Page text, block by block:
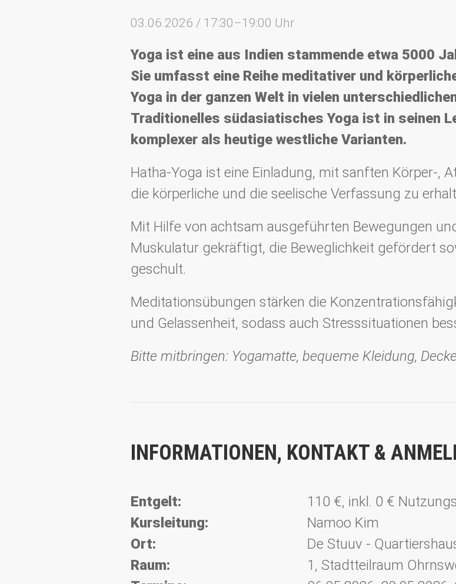
03.06.2026 / 17:30–19:00 Uhr
Yoga ist eine aus Indien stammende etwa 5000
Sie umfasst eine Reihe meditativer und
Yoga in der ganzen Welt in vielen
Traditionelles südasiatisches Yoga ist in seinen
komplexer als heutige westliche Varianten.
Hatha-Yoga ist eine Einladung, mit sanften Körper-,
die körperliche und die seelische Verfassung zu
Mit Hilfe von achtsam ausgeführten Bewegungen
Muskulatur gekräftigt, die Beweglichkeit gefördert
geschult.
Meditationsübungen stärken die
und Gelassenheit, sodass auch Stresssituationen
Bitte mitbringen: Yogamatte, bequeme Kleidung,
INFORMATIONEN, KONTAKT &
Entgelt:
110 €, inkl. 0 €
Kursleitung:
Namoo Kim
Ort:
De Stuuv -
Raum:
1, Stadtteilraum